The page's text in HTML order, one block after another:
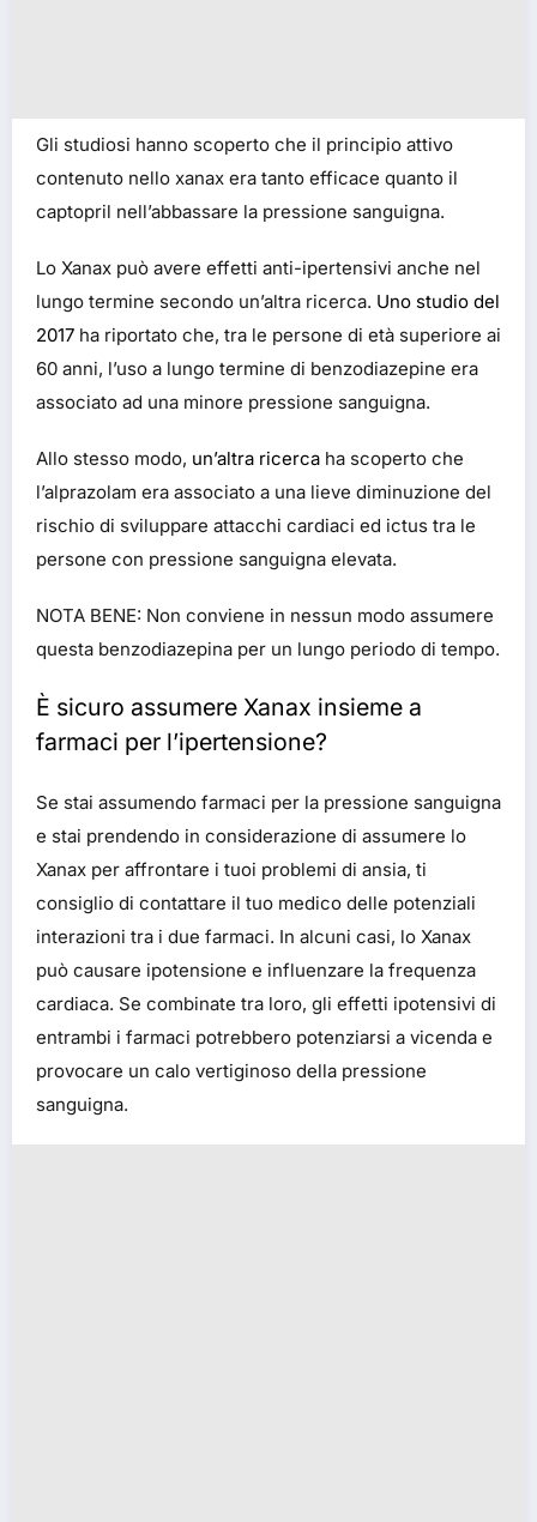
Gli studiosi hanno scoperto che il principio attivo
contenuto nello xanax era tanto efficace quanto il
captopril nell’abbassare la pressione sanguigna.
Lo Xanax può avere effetti anti-ipertensivi anche nel
lungo termine secondo un’altra ricerca. Uno studio del
2017 ha riportato che, tra le persone di età superiore ai
60 anni, l’uso a lungo termine di benzodiazepine era
associato ad una minore pressione sanguigna.
Allo stesso modo, un’altra ricerca ha scoperto che
l’alprazolam era associato a una lieve diminuzione del
rischio di sviluppare attacchi cardiaci ed ictus tra le
persone con pressione sanguigna elevata.
NOTA BENE: Non conviene in nessun modo assumere
questa benzodiazepina per un lungo periodo di tempo.
È sicuro assumere Xanax insieme a
farmaci per l’ipertensione?
Se stai assumendo farmaci per la pressione sanguigna
e stai prendendo in considerazione di assumere lo
Xanax per affrontare i tuoi problemi di ansia, ti
consiglio di contattare il tuo medico delle potenziali
interazioni tra i due farmaci. In alcuni casi, lo Xanax
può causare ipotensione e influenzare la frequenza
cardiaca. Se combinate tra loro, gli effetti ipotensivi di
entrambi i farmaci potrebbero potenziarsi a vicenda e
provocare un calo vertiginoso della pressione
sanguigna.